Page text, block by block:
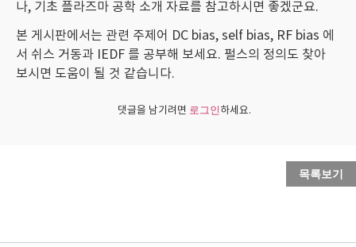
나, 기초 플라즈마 공학 소개 자료를 참고하시면 좋겠군요.
본 게시판에서는 관련 주제어 DC bias, self bias, RF bias 에
서 쉬스 거동과 IEDF 를 공부해 보세요. 펄스의 정의도 찾아
보시면 도움이 될 것 같습니다.
댓글을 남기려면 로그인 하세요.
목록보기